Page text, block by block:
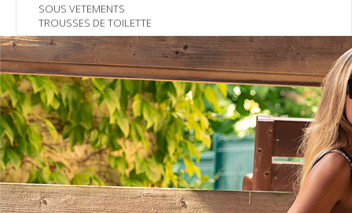
SOUS VETEMENTS
TROUSSES DE TOILETTE